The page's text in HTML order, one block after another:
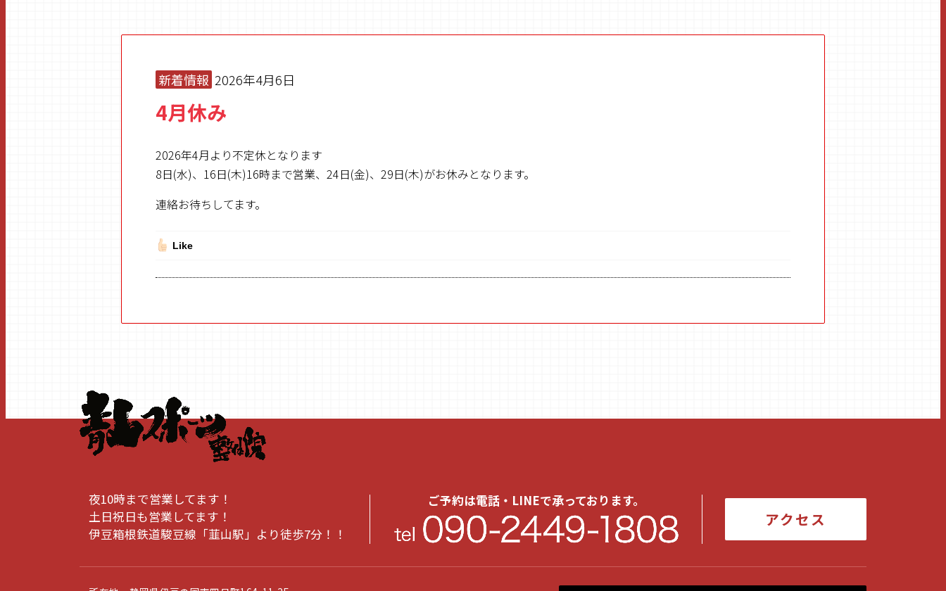
新着情報 2026年4月6日
4月休み
2026年4月より不定休となります
8日(水)、16日(木)16時まで営業、24日(金)、29日(木)がお休みとなります。
連絡お待ちしてます。
Like
夜10時まで営業してます！
土日祝日も営業してます！
伊豆箱根鉄道駿豆線「韮山駅」より徒歩7分！！
ご予約は電話・LINEで承っております。
アクセス